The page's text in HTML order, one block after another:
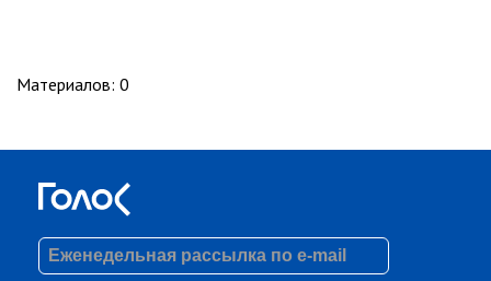
Материалов: 0